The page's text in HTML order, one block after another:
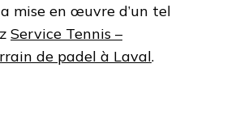
mise en œuvre d’un tel
Service Tennis –
de padel à Laval.